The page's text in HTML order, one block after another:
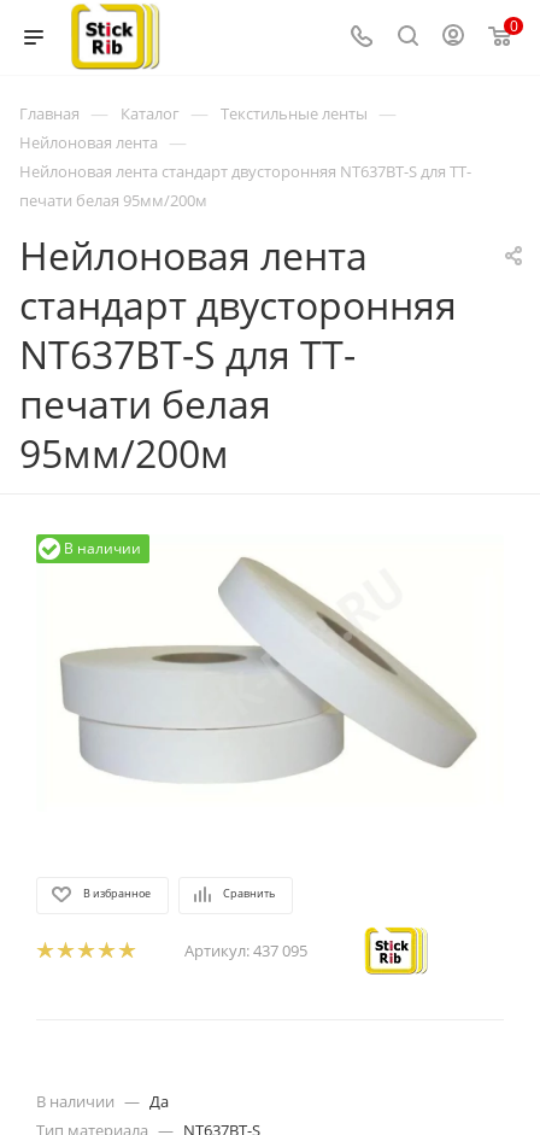
0
Главная — Каталог — Текстильные ленты —
Нейлоновая лента —
Нейлоновая лента стандарт двусторонняя NT637BT-S для ТТ-
печати белая 95мм/200м
Нейлоновая лента
стандарт двусторонняя
NT637BT-S для ТТ-
печати белая
95мм/200м
В наличии
В избранное Сравнить
Артикул:437 095
В наличии — Да
Тип материала — NT637BT-S